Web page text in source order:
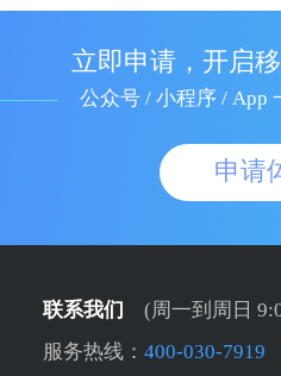
立即申请，开启
公众号 / 小程序 / App
申请
联系我们
(周一到周日
服务热线： 400-030-7919